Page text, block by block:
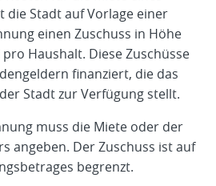
die Stadt auf Vorlage einer
einen Zuschuss in Höhe
Haushalt. Diese Zuschüsse
finanziert, die das
Stadt zur Verfügung stellt.
muss die Miete oder der
angeben. Der Zuschuss ist auf
begrenzt.